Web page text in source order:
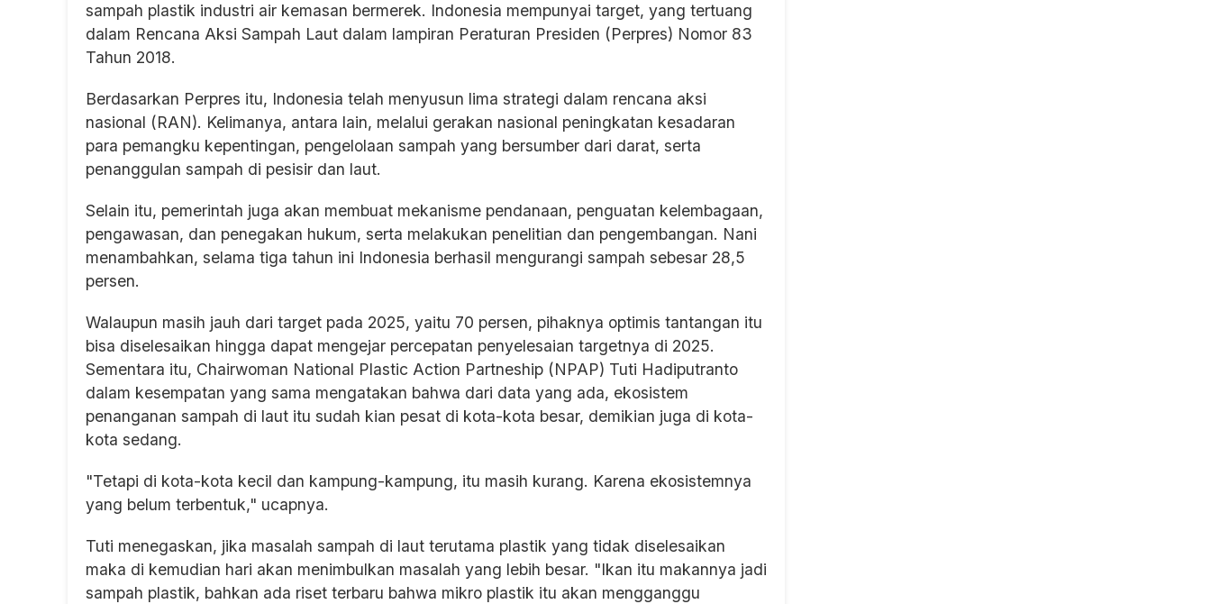
sampah plastik industri air kemasan bermerek. Indonesia mempunyai target, yang tertuang
dalam Rencana Aksi Sampah Laut dalam lampiran Peraturan Presiden (Perpres) Nomor 83
Tahun 2018.
Berdasarkan Perpres itu, Indonesia telah menyusun lima strategi dalam rencana aksi
nasional (RAN). Kelimanya, antara lain, melalui gerakan nasional peningkatan kesadaran
para pemangku kepentingan, pengelolaan sampah yang bersumber dari darat, serta
penanggulan sampah di pesisir dan laut.
Selain itu, pemerintah juga akan membuat mekanisme pendanaan, penguatan kelembagaan,
pengawasan, dan penegakan hukum, serta melakukan penelitian dan pengembangan. Nani
menambahkan, selama tiga tahun ini Indonesia berhasil mengurangi sampah sebesar 28,5
persen.
Walaupun masih jauh dari target pada 2025, yaitu 70 persen, pihaknya optimis tantangan itu
bisa diselesaikan hingga dapat mengejar percepatan penyelesaian targetnya di 2025.
Sementara itu, Chairwoman National Plastic Action Partneship (NPAP) Tuti Hadiputranto
dalam kesempatan yang sama mengatakan bahwa dari data yang ada, ekosistem
penanganan sampah di laut itu sudah kian pesat di kota-kota besar, demikian juga di kota-
kota sedang.
"Tetapi di kota-kota kecil dan kampung-kampung, itu masih kurang. Karena ekosistemnya
yang belum terbentuk," ucapnya.
Tuti menegaskan, jika masalah sampah di laut terutama plastik yang tidak diselesaikan
maka di kemudian hari akan menimbulkan masalah yang lebih besar. "Ikan itu makannya jadi
sampah plastik, bahkan ada riset terbaru bahwa mikro plastik itu akan mengganggu